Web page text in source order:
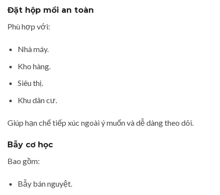
Đặt hộp mồi an toàn
Phù hợp với:
Nhà máy.
Kho hàng.
Siêu thị.
Khu dân cư.
Giúp hạn chế tiếp xúc ngoài ý muốn và dễ dàng theo dõi.
Bẫy cơ học
Bao gồm:
Bẫy bán nguyệt.